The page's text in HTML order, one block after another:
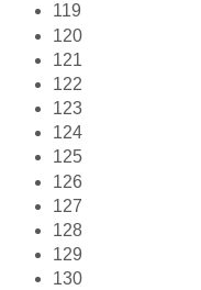
119
120
121
122
123
124
125
126
127
128
129
130